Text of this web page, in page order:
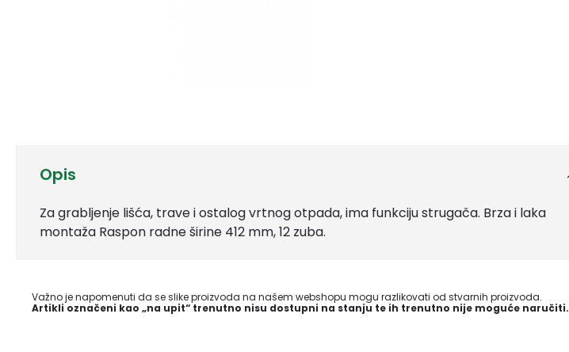
Opis
Za grabljenje lišća, trave i ostalog vrtnog otpada, ima funkciju strugača. Brza i laka
montaža Raspon radne širine 412 mm, 12 zuba.
Važno je napomenuti da se slike proizvoda na našem webshopu mogu razlikovati od stvarnih proizvoda.
Artikli označeni kao „na upit“ trenutno nisu dostupni na stanju te ih trenutno nije moguće naručiti.